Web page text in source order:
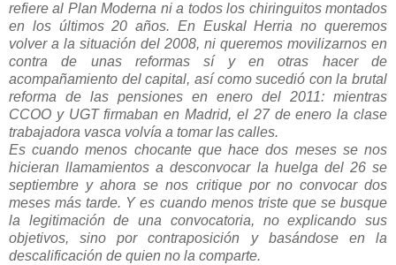
refiere al Plan Moderna ni a todos los chiringuitos montados
en los últimos 20 años. En Euskal Herria no queremos
volver a la situación del 2008, ni queremos movilizarnos en
contra de unas reformas sí y en otras hacer de
acompañamiento del capital, así como sucedió con la brutal
reforma de las pensiones en enero del 2011: mientras
CCOO y UGT firmaban en Madrid, el 27 de enero la clase
trabajadora vasca volvía a tomar las calles.
Es cuando menos chocante que hace dos meses se nos
hicieran llamamientos a desconvocar la huelga del 26 se
septiembre y ahora se nos critique por no convocar dos
meses más tarde. Y es cuando menos triste que se busque
la legitimación de una convocatoria, no explicando sus
objetivos, sino por contraposición y basándose en la
descalificación de quien no la comparte.